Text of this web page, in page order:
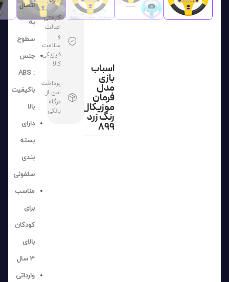
اسباب
بازی
مدل
فرمان
موزیکال
رنگ زرد
899
اتصال
به
سطوح
جنس
: ABS
باکیفیت
بالا
دارای
بسته
بندی
سلفونی
مناسب
برای
کودکان
بالای
3 سال
وارداتی
گارانتی
اصالت
و
سلامت
فیزیکی
کالا
پرداخت
امن از
درگاه
بانکی